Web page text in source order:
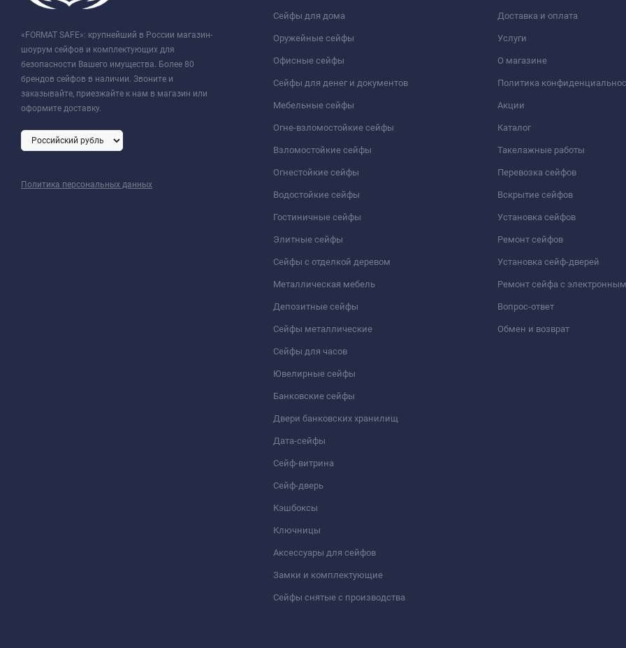
«FORMAT SAFE»: крупнейший в России магазин-
шоурум сейфов и комплектующих для
безопасности Вашего имущества. Более 80
брендов сейфов в наличии. Звоните и
заказывайте, приезжайте к нам в магазин или
оформите доставку.
Политика персональных данных
Сейфы для дома
Оружейные сейфы
Офисные сейфы
Сейфы для денег и документов
Мебельные сейфы
Огне-взломостойкие сейфы
Взломостойкие сейфы
Огнестойкие сейфы
Водостойкие сейфы
Гостиничные сейфы
Элитные сейфы
Сейфы с отделкой деревом
Металлическая мебель
Депозитные сейфы
Сейфы металлические
Сейфы для часов
Ювелирные сейфы
Банковские сейфы
Двери банковских хранилищ
Дата-сейфы
Сейф-витрина
Сейф-дверь
Кэшбоксы
Ключницы
Аксессуары для сейфов
Замки и комплектующие
Сейфы снятые с производства
Доставка и оплата
Услуги
О магазине
Политика
Акции
Каталог
Такелажные работы
Перевозка сейфов
Вскрытие сейфов
Установка сейфов
Ремонт сейфов
Установка сейф-дверей
Ремонт сейфа с
Вопрос-ответ
Обмен и возврат